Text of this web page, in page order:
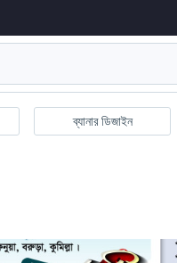
ব্যানার ডিজাইন